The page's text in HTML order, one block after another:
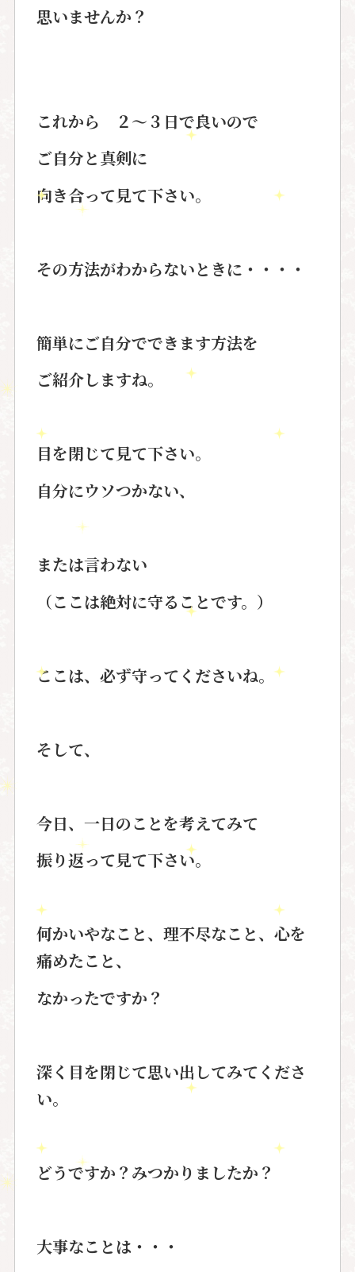
思いませんか？
これから ２～３日で良いので
ご自分と真剣に
向き合って見て下さい。
その方法がわからないときに・・・・
簡単にご自分でできます方法を
ご紹介しますね。
目を閉じて見て下さい。
自分にウソつかない、
または言わない
（ここは絶対に守ることです。）
ここは、必ず守ってくださいね。
そして、
今日、一日のことを考えてみて
振り返って見て下さい。
何かいやなこと、理不尽なこと、 心を
痛めたこと、
なかったですか？
深く目を閉じて思い出してみてくださ
い。
どうですか？みつかりましたか？
大事なことは・・・